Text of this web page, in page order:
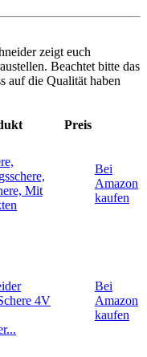
zeigt euch
Beachtet bitte das
auf die Qualität haben
Preis
Mit
Bei
Amazon
kaufen
4V
Bei
Amazon
kaufen